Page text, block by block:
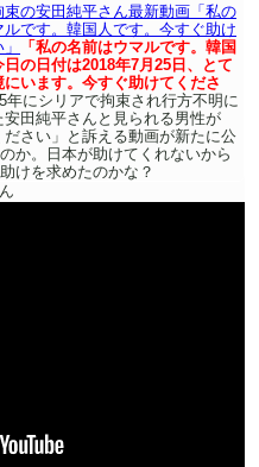
束の安田純平さん最新動画「私の
ルです。韓国人です。今すぐ助け
「私の名前はウマルです。韓国
日の日付は2018年7月25日、とて
にいます。今すぐ助けてくださ
年にシリアで拘束され行方不明に
安田純平さんと見られる男性が
ださい」と訴える動画が新たに公
か。日本が助けてくれないから
けを求めたのかな？